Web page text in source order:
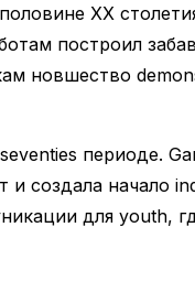
ХХ
построил
новшество
периоде.
начало
для youth,